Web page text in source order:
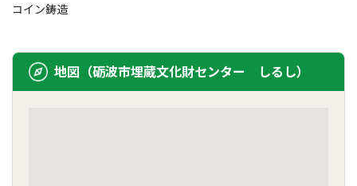
コイン鋳造
地図（砺波市埋蔵文化財センター しるし）